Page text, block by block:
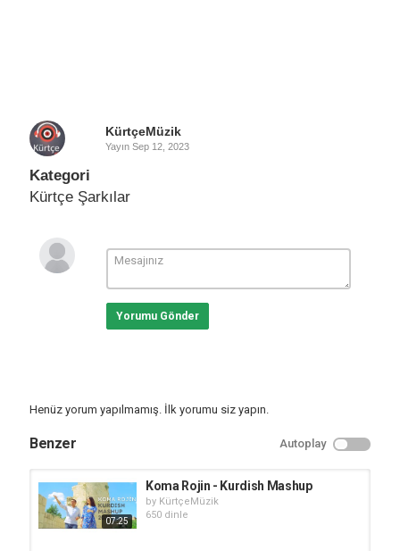
KürtçeMüzik
Yayın Sep 12, 2023
Kategori
Kürtçe Şarkılar
Yorumu Gönder
Henüz yorum yapılmamış. İlk yorumu siz yapın.
Benzer Autoplay
07:25
Koma Rojin - Kurdish Mashup
by KürtçeMüzik
650 dinle